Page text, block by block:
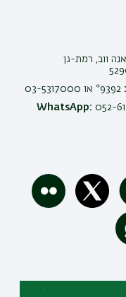
ווב, רמת-גן
WhatsApp: 052-